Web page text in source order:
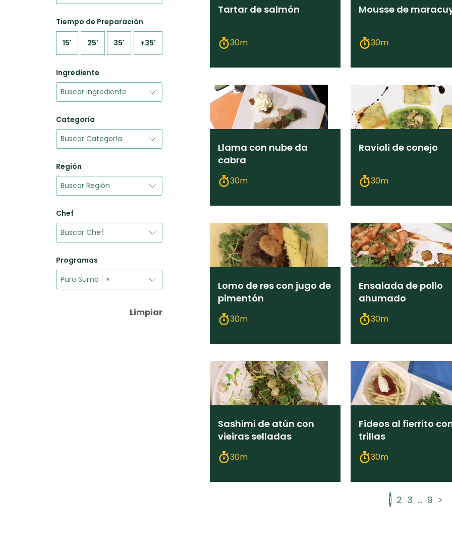
Tiempo de Preparación
15' 25' 35' +35'
Ingrediente
Categoría
Región
Chef
Programas
Puro Sumo
×
Limpiar
Tartar de salmón
30m
Mousse de
30m
Llama con nube da
cabra
30m
Ravioli de conejo
30m
Lomo de res con jugo de
pimentón
30m
Ensalada de pollo
ahumado
30m
Sashimi de atún con
vieiras selladas
30m
Fideos al fierrito
trillas
30m
1 2 3 ... 9 >